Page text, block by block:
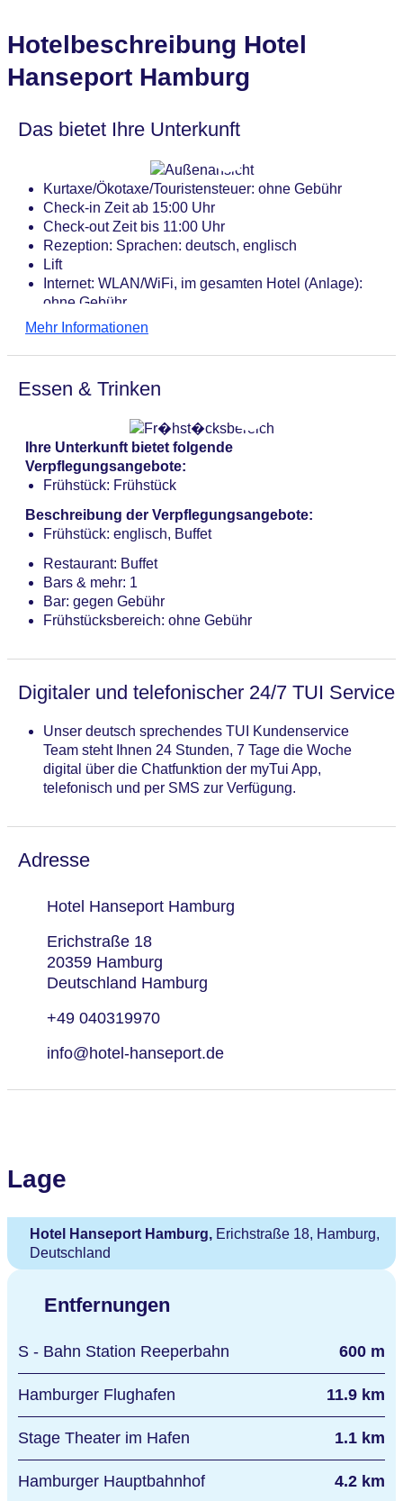
Hotelbeschreibung Hotel
Hanseport Hamburg
Das bietet Ihre Unterkunft
Kurtaxe/Ökotaxe/Touristensteuer: ohne Gebühr
Check-in Zeit ab 15:00 Uhr
Check-out Zeit bis 11:00 Uhr
Rezeption: Sprachen: deutsch, englisch
Lift
Internet: WLAN/WiFi, im gesamten Hotel (Anlage):
ohne Gebühr
Wäscheservice: gegen Gebühr
Parkmöglichkeiten: Garage: pro Nacht ca. 13 EUR
Landeskategorie: 3,5 Sterne
Mehr Informationen
Essen & Trinken
Ihre Unterkunft bietet folgende
Verpflegungsangebote:
Frühstück: Frühstück
Beschreibung der Verpflegungsangebote:
Frühstück: englisch, Buffet
Restaurant: Buffet
Bars & mehr: 1
Bar: gegen Gebühr
Frühstücksbereich: ohne Gebühr
Digitaler und telefonischer 24/7 TUI Service
Unser deutsch sprechendes TUI Kundenservice
Team steht Ihnen 24 Stunden, 7 Tage die Woche
digital über die Chatfunktion der myTui App,
telefonisch und per SMS zur Verfügung.
Adresse
Hotel Hanseport Hamburg
Erichstraße 18
20359 Hamburg
Deutschland Hamburg
+49 040319970
info@hotel-hanseport.de
Lage
Hotel Hanseport Hamburg,Erichstraße 18, Hamburg,
Deutschland
Entfernungen
S - Bahn Station Reeperbahn 600 m
Hamburger Flughafen 11.9 km
Stage Theater im Hafen 1.1 km
Hamburger Hauptbahnhof 4.2 km